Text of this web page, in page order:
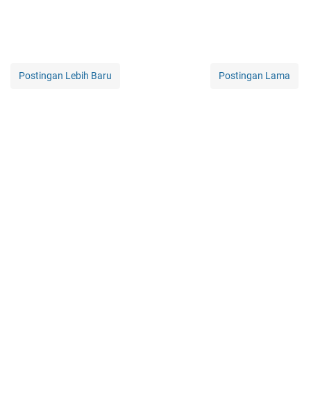
Postingan Lebih Baru Postingan Lama